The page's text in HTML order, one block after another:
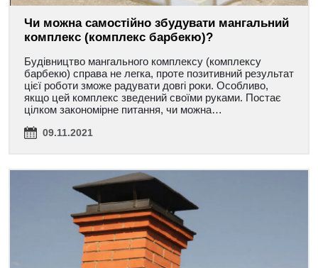
Чи можна самостійно збудувати мангальний
комплекс (комплекс барбекю)?
Будівництво мангального комплексу (комплексу
барбекю) справа не легка, проте позитивний результат
цієї роботи зможе радувати довгі роки. Особливо,
якщо цей комплекс зведений своїми руками. Постає
цілком закономірне питання, чи можна…
09.11.2021